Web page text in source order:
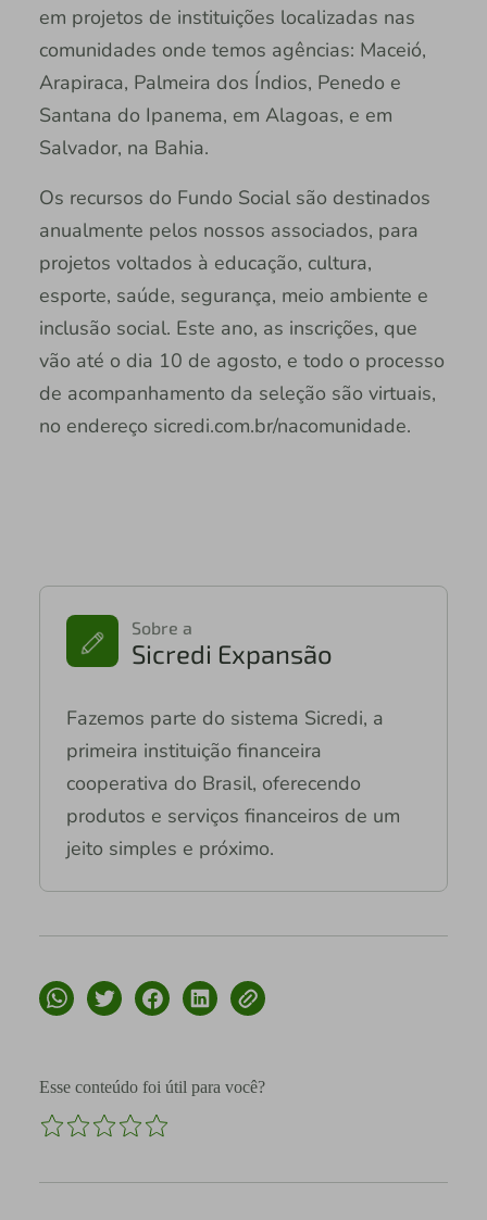
em projetos de instituições localizadas nas
comunidades onde temos agências: Maceió,
Arapiraca, Palmeira dos Índios, Penedo e
Santana do Ipanema, em Alagoas, e em
Salvador, na Bahia.
Os recursos do Fundo Social são destinados
anualmente pelos nossos associados, para
projetos voltados à educação, cultura,
esporte, saúde, segurança, meio ambiente e
inclusão social. Este ano, as inscrições, que
vão até o dia 10 de agosto, e todo o processo
de acompanhamento da seleção são virtuais,
no endereço sicredi.com.br/nacomunidade.
Sobre a
Sicredi Expansão
Fazemos parte do sistema Sicredi, a
primeira instituição financeira
cooperativa do Brasil, oferecendo
produtos e serviços financeiros de um
jeito simples e próximo.
Esse conteúdo foi útil para você?